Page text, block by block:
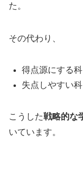
た。
その代わり、
得点源にする
失点しやすい
こうした戦略的な
いています。